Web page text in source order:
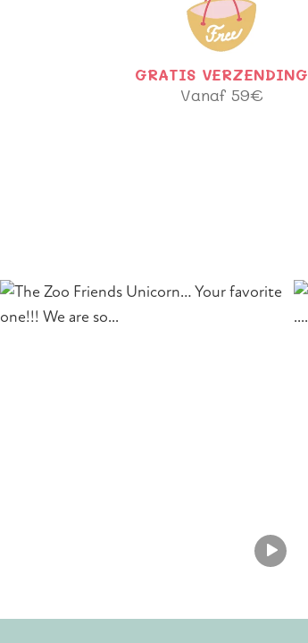
GRATIS VERZENDING
Vanaf 59€